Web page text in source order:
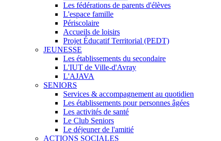
Les fédérations de parents d'élèves
L'espace famille
Périscolaire
Accueils de loisirs
Projet Éducatif Territorial (PEDT)
JEUNESSE
Les établissements du secondaire
L'IUT de Ville-d'Avray
L'AJAVA
SENIORS
Services & accompagnement au quotidien
Les établissements pour personnes âgées
Les activités de santé
Le Club Seniors
Le déjeuner de l'amitié
ACTIONS SOCIALES